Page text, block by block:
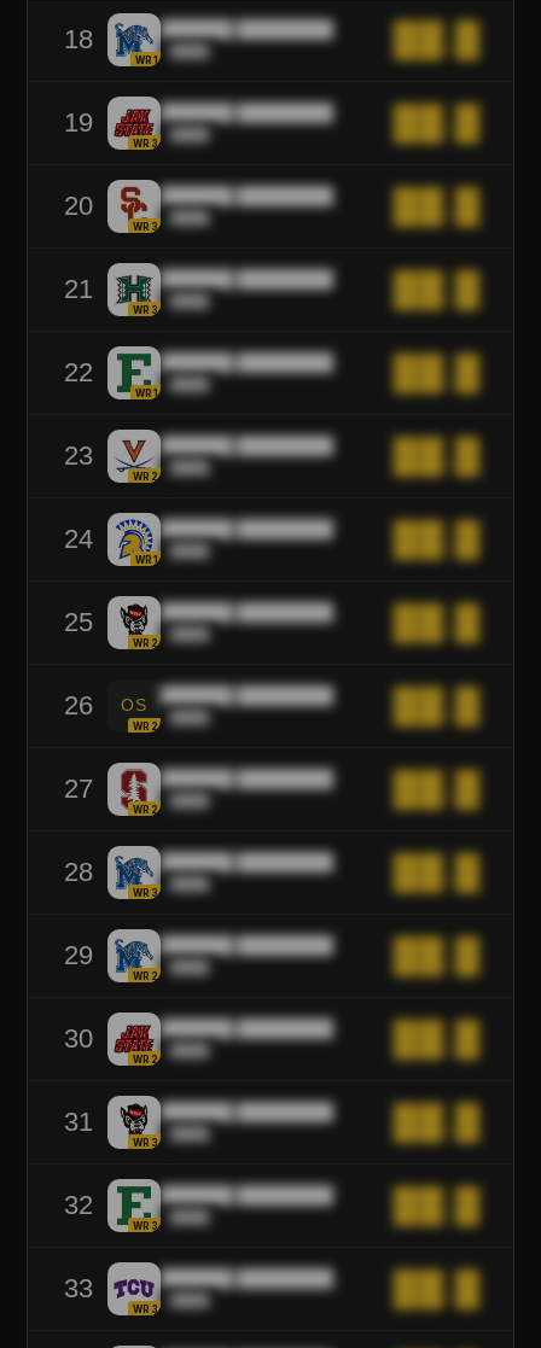
18
WR1
██████ ████████
████
19
WR3
██████ ████████
████
20
WR3
██████ ████████
████
21
WR3
██████ ████████
████
22
WR1
██████ ████████
████
23
WR2
██████ ████████
████
24
WR1
██████ ████████
████
25
WR2
██████ ████████
████
26 OS
WR2
██████ ████████
████
27
WR2
██████ ████████
████
28
WR3
██████ ████████
████
29
WR2
██████ ████████
████
30
WR2
██████ ████████
████
31
WR3
██████ ████████
████
32
WR3
██████ ████████
████
33
WR3
██████ ████████
████